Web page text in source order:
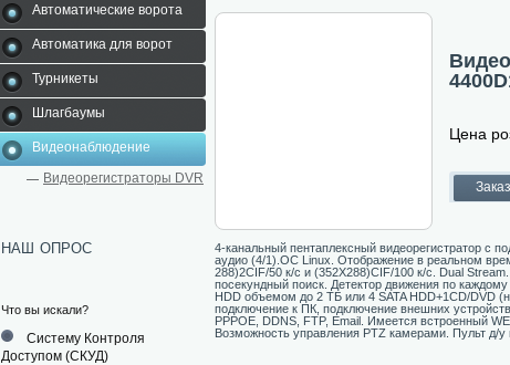
Автоматические ворота
Автоматика для ворот
Турникеты
Шлагбаумы
Видеонаблюдение
Видеорегистраторы DVR
наш опрос
Что вы искали?
Систему Контроля
Доступом (СКУД)
Цена
4-канальный пентаплексный видеорегистратор с
аудио (4/1).ОС Linux. Отображение в реальном
288)2CIF/50 к/с и (352Х288)CIF/100 к/с. Dual
посекундный поиск. Детектор движения по
HDD объемом до 2 ТБ или 4 SATA HDD+1CD/DVD
подключение к ПК, подключение внешних
PPPOE, DDNS, FTP, Email. Имеется встроенный
Возможность управления PTZ камерами. Пульт д/